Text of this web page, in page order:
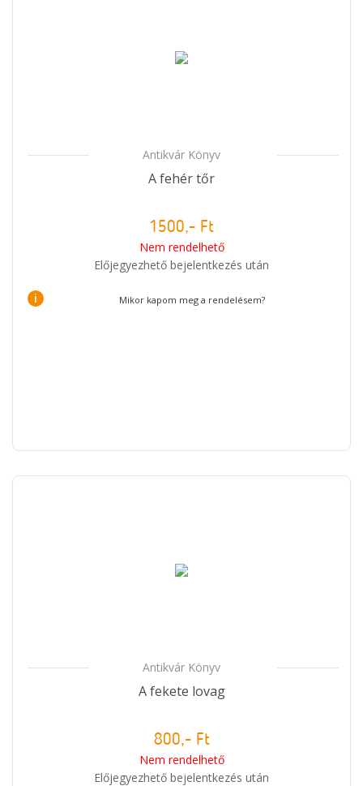
Antikvár Könyv
A fehér tőr
1500,- Ft
Nem rendelhető
Előjegyezhető bejelentkezés után
i Mikor kapom meg a rendelésem?
Antikvár Könyv
A fekete lovag
800,- Ft
Nem rendelhető
Előjegyezhető bejelentkezés után